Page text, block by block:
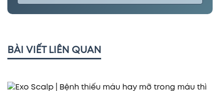
BÀI VIẾT LIÊN QUAN